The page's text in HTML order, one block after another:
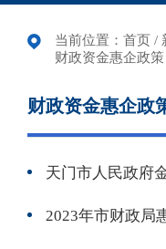
当前位置： 首页 /
财政资金惠企政策
财政资金惠企政
2023年市财政局